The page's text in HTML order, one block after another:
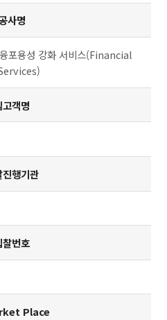
사명
포용성 강화 서비스(Financial
고객명
진행기관
찰번호
Place